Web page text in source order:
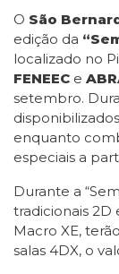
O São
edição da
localizado no
FENEEC e
setembro.
enquanto
especiais a
Durante a
tradicionais 2D
Macro XE,
salas 4DX, o